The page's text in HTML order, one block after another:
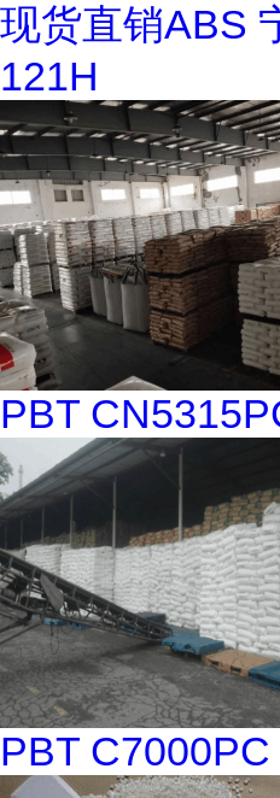
现货直销ABS
121H
PBT
PBT